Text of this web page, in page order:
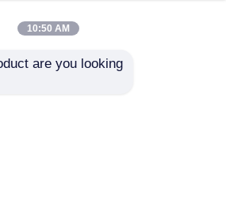
10:50 AM
are you looking